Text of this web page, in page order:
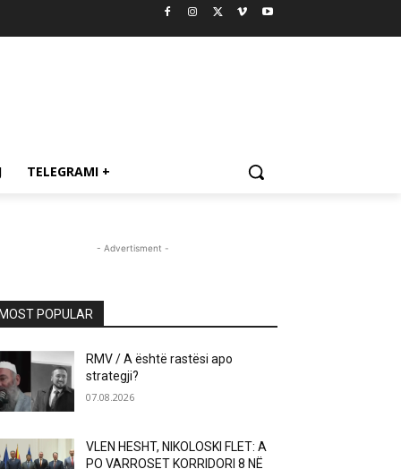
TELEGRAMI +
- Advertisment -
MOST POPULAR
RMV / A është rastësi apo
strategji?
07.08.2026
VLEN HESHT, NIKOLOSKI FLET: A
PO VARROSET KORRIDORI 8 NË